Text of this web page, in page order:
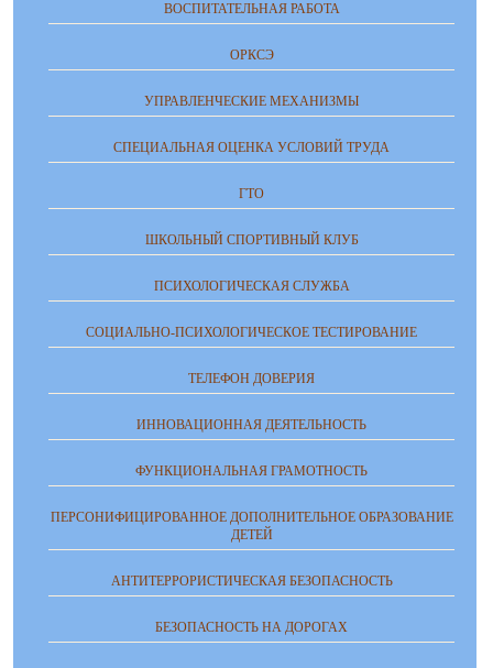
ВОСПИТАТЕЛЬНАЯ РАБОТА
ОРКСЭ
УПРАВЛЕНЧЕСКИЕ МЕХАНИЗМЫ
СПЕЦИАЛЬНАЯ ОЦЕНКА УСЛОВИЙ ТРУДА
ГТО
ШКОЛЬНЫЙ СПОРТИВНЫЙ КЛУБ
ПСИХОЛОГИЧЕСКАЯ СЛУЖБА
СОЦИАЛЬНО-ПСИХОЛОГИЧЕСКОЕ ТЕСТИРОВАНИЕ
ТЕЛЕФОН ДОВЕРИЯ
ИННОВАЦИОННАЯ ДЕЯТЕЛЬНОСТЬ
ФУНКЦИОНАЛЬНАЯ ГРАМОТНОСТЬ
ПЕРСОНИФИЦИРОВАННОЕ ДОПОЛНИТЕЛЬНОЕ ОБРАЗОВАНИЕ
ДЕТЕЙ
АНТИТЕРРОРИСТИЧЕСКАЯ БЕЗОПАСНОСТЬ
БЕЗОПАСНОСТЬ НА ДОРОГАХ